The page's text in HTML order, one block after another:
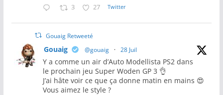
3 27 Twitter
Gouaig Retweeté
Gouaig @gouaig · 28 Juil
Y a comme un air d’Auto Modellista PS2 dans
le prochain jeu Super Woden GP 3 👌
J’ai hâte voir ce que ça donne matin en mains 😍
Vous aimez le style ?